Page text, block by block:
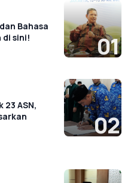
Bahasa
di sini!
01
ASN,
02